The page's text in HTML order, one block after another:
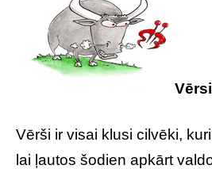
Vērši ir visai klusi cilvēki,
lai ļautos šodien apkārt